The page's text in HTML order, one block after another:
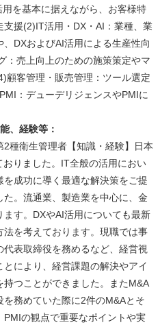
を基本に据えながら、お客様特
援(2)IT活用・DX・AI：業種、業
DXおよびAI活用による生産性向
：売上向上のための施策策定やマ
顧客管理・販売管理：ツール選定
：デューデリジェンスやPMIに
、経験等：
2種衛生管理者【知識・経験】日本
りました。IT全般の活用におい
成功に導く最適な解決策をご提
。流通業、製造業を中心に、金
す。DXやAI活用についても最新
を考えております。現職では事
表取締役を務めるなど、経営視
により、経営課題の解決やアイ
つことができました。またM&A
務めていた際に2件のM&Aとそ
の観点で重要なポイントや実